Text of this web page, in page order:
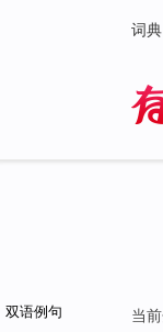
词典
双语例句 当